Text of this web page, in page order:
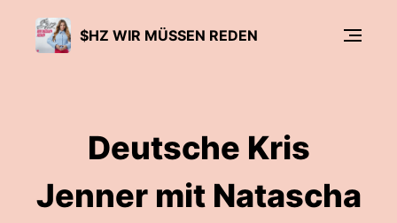
$HZ WIR MÜSSEN REDEN
Deutsche Kris
Jenner mit Natascha